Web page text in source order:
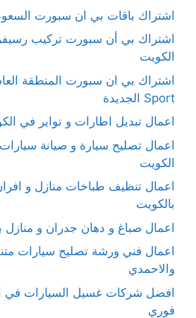
اشتراك باقات بي ان سبورت
اشتراك بي أن سبورت تركيب
الكويت
Sport الجديدة
اعمال تبديل اطارات و تواير في
اعمال تصليح سيارة و صيانة
الكويت
اعمال تنظيف طباخات منازل و
بالكويت
اعمال صباغ و دهان جدران و منازل
اعمال فني ورشة تصليح سيارات
والاحمدي
افضل شركات غسيل السيارات في
فوري